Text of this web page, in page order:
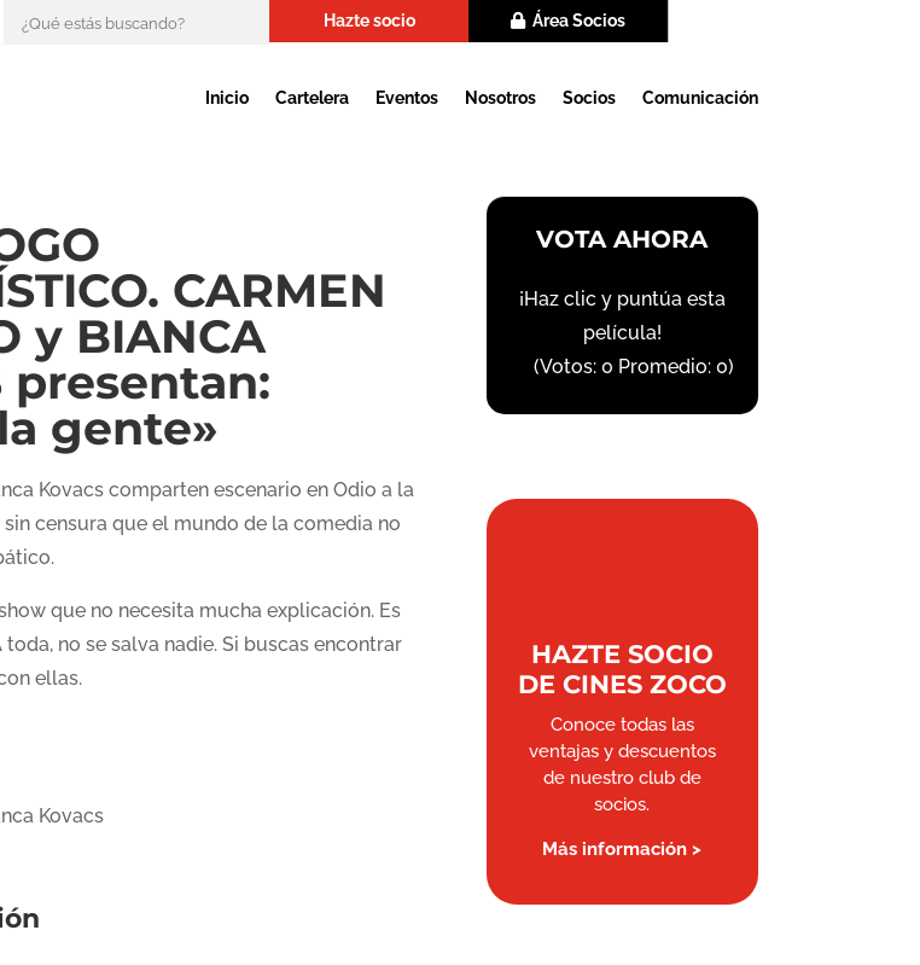
Hazte socio Área Socios
Inicio Cartelera Eventos Nosotros Socios Comunicación
CARMEN
y BIANCA
presentan:
gente»
Kovacs comparten escenario en Odio a la
censura que el mundo de la comedia no
que no necesita mucha explicación. Es
toda, no se salva nadie. Si buscas encontrar
ellas.
Kovacs
VOTA AHORA
¡Haz clic y puntúa esta
película!
(Votos:0 Promedio:0)
HAZTE SOCIO
DE CINES ZOCO
Conoce todas las
ventajas y descuentos
de nuestro club de
socios.
Más información >